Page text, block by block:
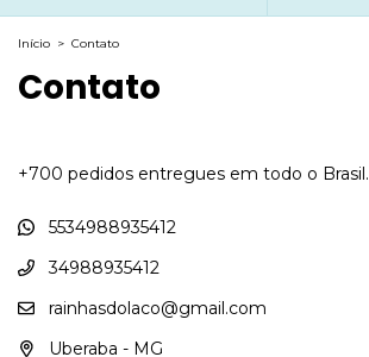
Início > Contato
Contato
+700 pedidos entregues em todo o Brasil.
5534988935412
34988935412
rainhasdolaco@gmail.com
Uberaba - MG